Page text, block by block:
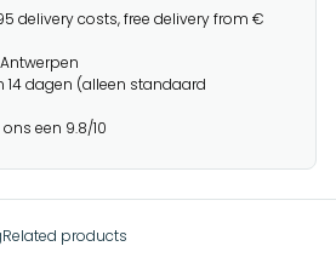
delivery costs, free delivery from €
14 dagen (alleen standaard
een 9.8/10
Related products